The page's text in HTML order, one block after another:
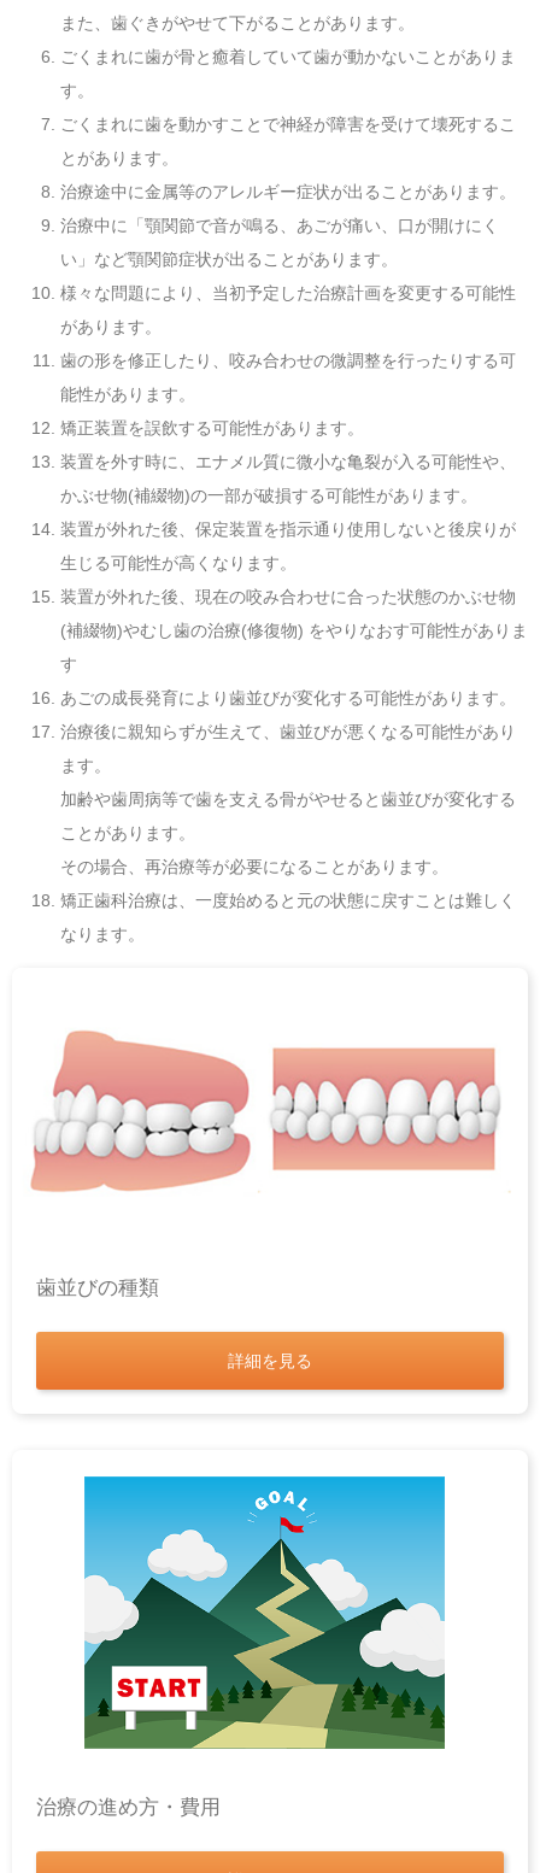
また、歯ぐきがやせて下がることがあります。
ごくまれに歯が骨と癒着していて歯が動かないことがありま
す。
ごくまれに歯を動かすことで神経が障害を受けて壊死するこ
とがあります。
治療途中に金属等のアレルギー症状が出ることがあります。
治療中に「顎関節で音が鳴る、あごが痛い、口が開けにく
い」など顎関節症状が出ることがあります。
様々な問題により、当初予定した治療計画を変更する可能性
があります。
歯の形を修正したり、咬み合わせの微調整を行ったりする可
能性があります。
矯正装置を誤飲する可能性があります。
装置を外す時に、エナメル質に微小な亀裂が入る可能性や、
かぶせ物(補綴物)の一部が破損する可能性があります。
装置が外れた後、保定装置を指示通り使用しないと後戻りが
生じる可能性が高くなります。
装置が外れた後、現在の咬み合わせに合った状態のかぶせ物
(補綴物)やむし歯の治療(修復物) をやりなおす可能性がありま
す
あごの成長発育により歯並びが変化する可能性があります。
治療後に親知らずが生えて、歯並びが悪くなる可能性があり
ます。
加齢や歯周病等で歯を支える骨がやせると歯並びが変化する
ことがあります。
その場合、再治療等が必要になることがあります。
矯正歯科治療は、一度始めると元の状態に戻すことは難しく
なります。
歯並びの種類
詳細を見る
治療の進め方・費用